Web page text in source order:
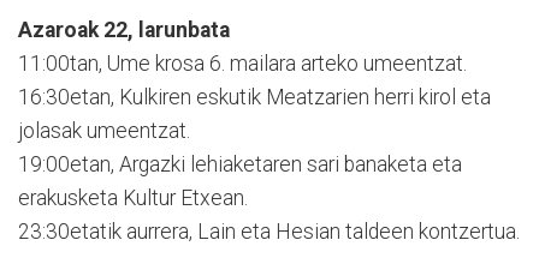
Azaroak 22, larunbata
11:00tan, Ume krosa 6. mailara arteko umeentzat.
16:30etan, Kulkiren eskutik Meatzarien herri kirol eta
jolasak umeentzat.
19:00etan, Argazki lehiaketaren sari banaketa eta
erakusketa Kultur Etxean.
23:30etatik aurrera, Lain eta Hesian taldeen kontzertua.